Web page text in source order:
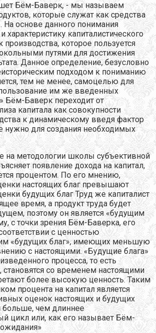
Бём-Баверк, - мы называем
которые служат как средства
На основе данного понимания
характеристику капиталистического
производства, которое пользуется
путями для достижения
Данное определение, безусловно
подходом к пониманию
тем не менее, самоцелью для
им же введенных
Бём-Баверк переходит от
капитала как совокупности
к динамическому введя фактор
нужно для создания необходимых
на методологии школы субъективной
появление дохода на капитал,
процентом. По его мнению,
настоящих благ превышают
будущих благ Труд же капиталист
время, а продукт труда будет
поэтому он является «будущим
с точки зрения Бём-Баверка, его
с ценностью
«будущих благ», имеющих меньшую
с настоящими. «Будущие блага»
процесса, то есть
становятся со временем настоящими
более высокую ценность. Таким
процента на капитал является
оценок настоящих и будущих
больше, чем длиннее
цикл или, как его называет Бём-